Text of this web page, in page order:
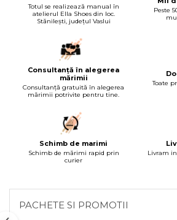
Totul se realizează manual în
atelierul Ella Shoes din loc.
Stănilești, județul Vaslui
Peste
Consultanță în alegerea
mărimii
Consultanță gratuită în alegerea
mărimii potrivite pentru tine.
Toate
Schimb de marimi
Schimb de mărimi rapid prin
curier
Livram
PACHETE SI PROMOTII